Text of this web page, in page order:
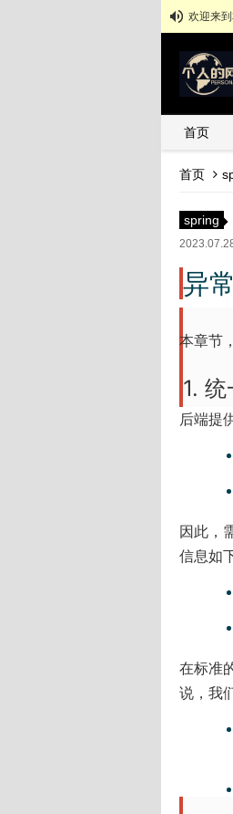
欢迎来
首页
首页
spring
异
本章节
1.
后端提
因此，
信息如
在标准
说，我